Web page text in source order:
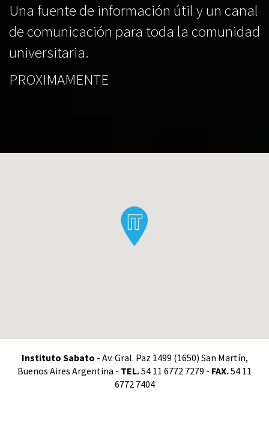
Una fuente de información útil y un canal
de comunicación para toda la comunidad
universitaria.
PROXIMAMENTE
Instituto Sabato - Av. Gral. Paz 1499 (1650) San Martín,
Buenos Aires Argentina - TEL.54 11 6772 7279 - FAX.54 11
6772 7404